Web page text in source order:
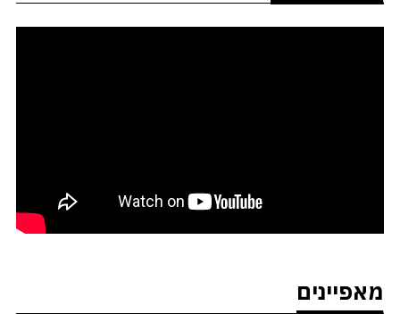
מאפיינים